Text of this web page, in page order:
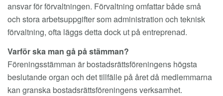
ansvar för förvaltningen. Förvaltning omfattar både små
och stora arbetsuppgifter som administration och teknisk
förvaltning, ofta läggs detta dock ut på entreprenad.
Varför ska man gå på stämman?
Föreningsstämman är bostadsrättsföreningens högsta
beslutande organ och det tillfälle på året då medlemmarna
kan granska bostadsrättsföreningens verksamhet.